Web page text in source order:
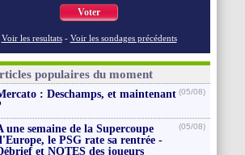
Voter
Voir les resultats - Voir les sondages précédents
populaires du moment
: Deschamps, et maintenant (05/08)
une semaine de la Supercoupe
le PSG rate sa rentrée -
et NOTES des joueurs
(05/08)